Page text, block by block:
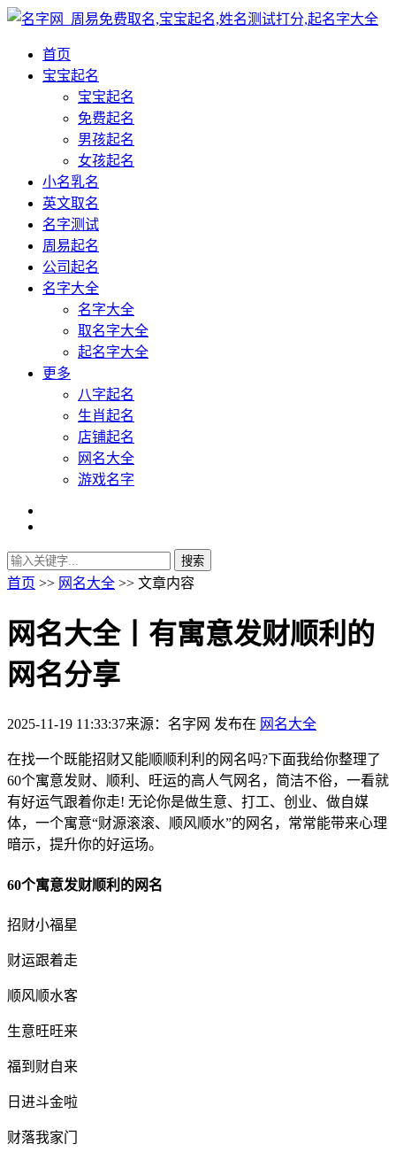
首页
宝宝起名
宝宝起名
免费起名
男孩起名
女孩起名
小名乳名
英文取名
名字测试
周易起名
公司起名
名字大全
名字大全
取名字大全
起名字大全
更多
八字起名
生肖起名
店铺起名
网名大全
游戏名字
首页 >> 网名大全 >> 文章内容
网名大全丨有寓意发财顺利的
网名分享
2025-11-19 11:33:37来源：名字网 发布在 网名大全
在找一个既能招财又能顺顺利利的网名吗?下面我给你整理了
60个寓意发财、顺利、旺运的高人气网名，简洁不俗，一看就
有好运气跟着你走! 无论你是做生意、打工、创业、做自媒
体，一个寓意“财源滚滚、顺风顺水”的网名，常常能带来心理
暗示，提升你的好运场。
60个寓意发财顺利的网名
招财小福星
财运跟着走
顺风顺水客
生意旺旺来
福到财自来
日进斗金啦
财落我家门